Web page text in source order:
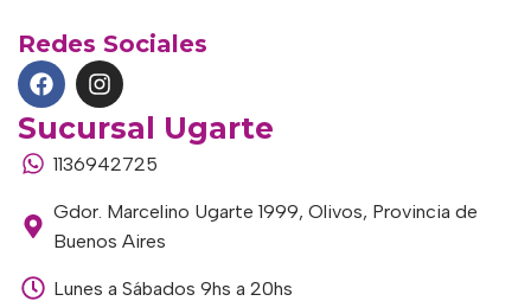
Redes Sociales
Sucursal Ugarte
1136942725
Gdor. Marcelino Ugarte 1999, Olivos, Provincia de
Buenos Aires
Lunes a Sábados 9hs a 20hs